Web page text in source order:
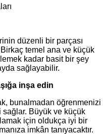
düzenli bir parçası
temel ana ve küçük
kadar basit bir şey
sağlayabilir.
inşa edin
bunalmadan öğrenmenizi
Büyük ve küçük
için oldukça iyi bir
imkân tanıyacaktır.